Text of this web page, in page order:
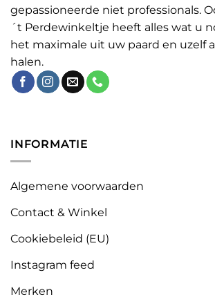
gepassioneerde niet professionals.
´t Perdewinkeltje heeft alles wat u
het maximale uit uw paard en uzelf
halen.
INFORMATIE
Algemene voorwaarden
Contact & Winkel
Cookiebeleid (EU)
Instagram feed
Merken